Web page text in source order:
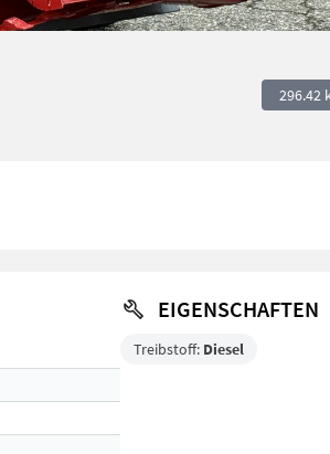
296.42
EIGENSCHAFTEN
Treibstoff: Diesel